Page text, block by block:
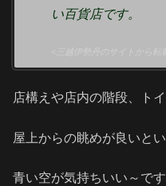
い百貨店です。
店構えや店内の階段、ト
屋上からの眺めが良いと
青い空が気持ちいい～で